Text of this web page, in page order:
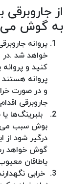
از
به گوش
پروانه
خواهد شد .در
کنید و پروانه
پروانه
و در صورت
جاروبرقی
بلبرینگ‌ها
بوش سبب
درگیر شود از
گوش خواهد
یاطاقان
خرابی